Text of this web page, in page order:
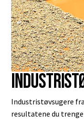
Industristøvsugere
resultatene du